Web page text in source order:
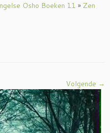
Osho Boeken 11 » Zen
Volgende →